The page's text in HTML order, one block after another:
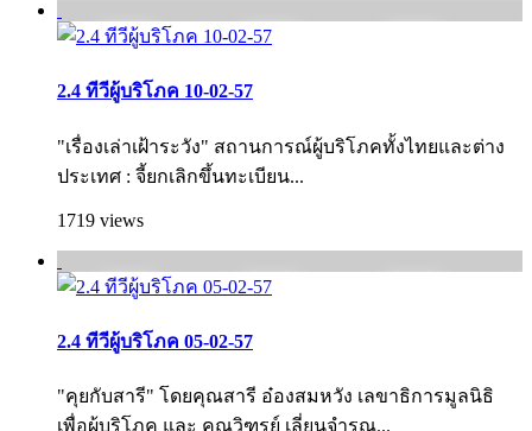
2.4 ทีวีผู้บริโภค 10-02-57
"เรื่องเล่าเฝ้าระวัง" สถานการณ์ผู้บริโภคทั้งไทยและต่าง
ประเทศ : จี้ยกเลิกขึ้นทะเบียน...
1719 views
2.4 ทีวีผู้บริโภค 05-02-57
"คุยกับสารี" โดยคุณสารี อ๋องสมหวัง เลขาธิการมูลนิธิ
เพื่อผู้บริโภค และ คุณวิฑูรย์ เลี่ยนจำรูณ...